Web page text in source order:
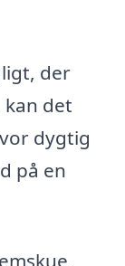
der
det
dygtig
på en